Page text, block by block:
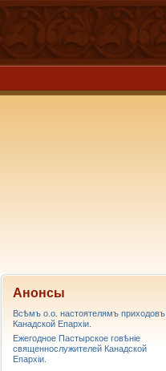
Анонсы
Всѣмъ о.о. настоятелямъ приходовъ
Канадской Епархiи.
Ежегодное Пастырское говѣніе
священнослужителей Канадской
Епархіи.